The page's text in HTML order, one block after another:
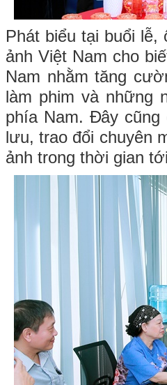
Phát biểu tại buổi
ảnh Việt Nam cho
Nam nhằm tăng
làm phim và những
phía Nam. Đây
lưu, trao đổi chuyên
ảnh trong thời gian